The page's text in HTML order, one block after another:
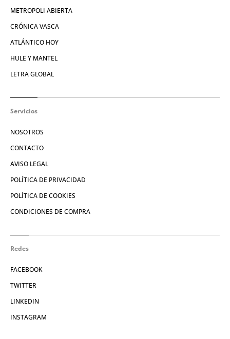
METROPOLI ABIERTA
CRÓNICA VASCA
ATLÁNTICO HOY
HULE Y MANTEL
LETRA GLOBAL
Servicios
NOSOTROS
CONTACTO
AVISO LEGAL
POLÍTICA DE PRIVACIDAD
POLÍTICA DE COOKIES
CONDICIONES DE COMPRA
Redes
FACEBOOK
TWITTER
LINKEDIN
INSTAGRAM